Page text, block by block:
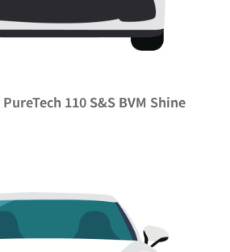
110 S&S BVM Shine